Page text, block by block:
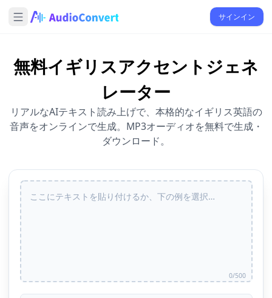
サインイン
無料イギリスアクセントジェネ
レーター
リアルなAIテキスト読み上げで、本格的なイギリス英語の
音声をオンラインで生成。MP3オーディオを無料で生成・
ダウンロード。
0/500